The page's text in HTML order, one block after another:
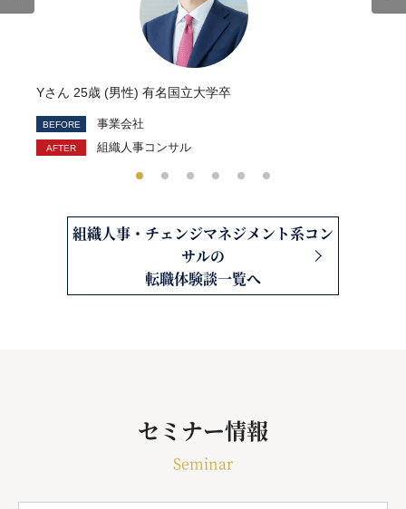
Yさん 25歳 (男性) 有名国立大学卒
事業会社
組織人事コンサル
組織人事・チェンジマネジメント系コン
サルの
転職体験談一覧へ
セミナー情報
Seminar